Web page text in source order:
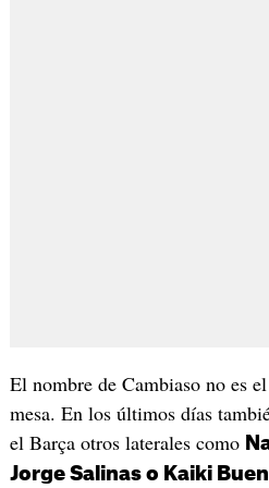
El nombre de Cambiaso no es
mesa. En los últimos días
el Barça otros laterales como
Jorge Salinas o Kaiki